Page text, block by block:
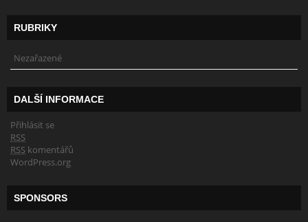
RUBRIKY
Nezařazené
DALŠÍ INFORMACE
Přihlásit se
RSS
RSS komentářů
WordPress.org
SPONSORS